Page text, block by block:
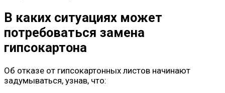
В каких ситуациях может
потребоваться замена
гипсокартона
Об отказе от гипсокартонных листов начинают
задумываться, узнав, что: